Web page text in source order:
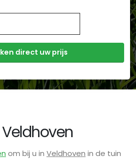
Veldhoven
om bij u in Veldhoven in de tuin